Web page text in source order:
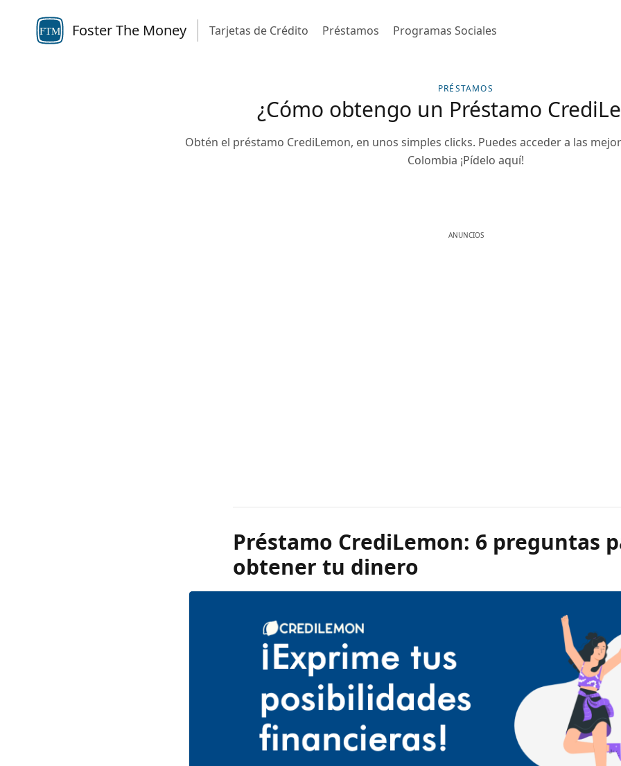
FTM Foster The Money Tarjetas de Crédito Préstamos Programas Sociales
PRÉSTAMOS
¿Cómo obtengo un Préstamo
Obtén el préstamo CrediLemon, en unos simples clicks. Puedes acceder a las
Colombia ¡Pídelo aquí!
ANUNCIOS
Préstamo CrediLemon: 6 preguntas
obtener tu dinero